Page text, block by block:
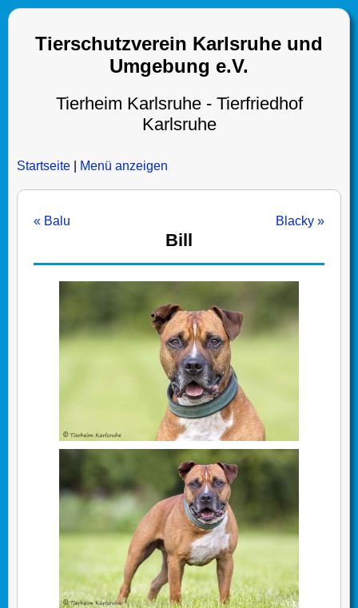
Tierschutzverein Karlsruhe und
Umgebung e.V.
Tierheim Karlsruhe - Tierfriedhof
Karlsruhe
Startseite Menü anzeigen
« Balu Blacky »
Bill